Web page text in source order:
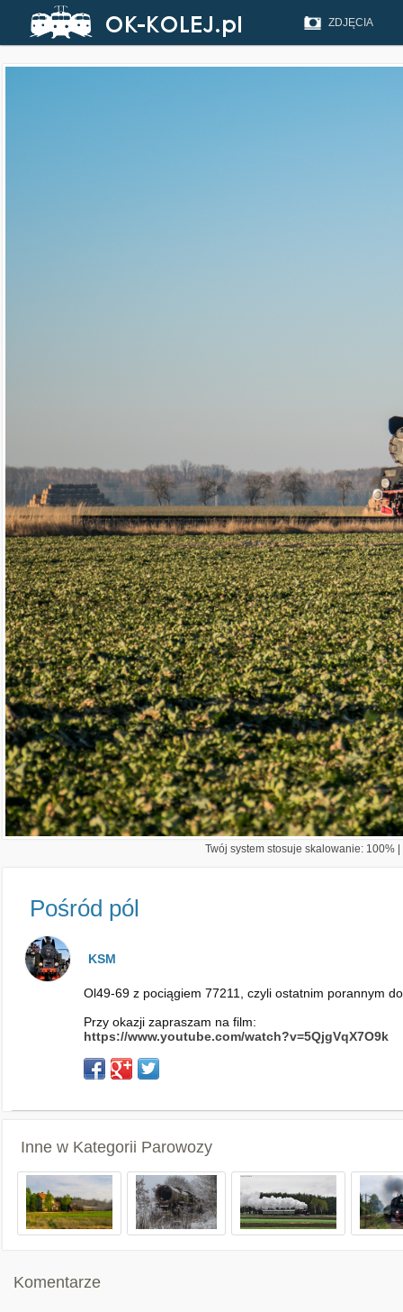
ZDJĘCIA
Twój system stosuje skalowanie: 100%
Pośród pól
KSM
Ol49-69 z pociągiem 77211, czyli ostatnim porannym
Przy okazji zapraszam na film:
https://www.youtube.com/watch?v=5QjgVqX7O9k
Inne w Kategorii Parowozy
Komentarze